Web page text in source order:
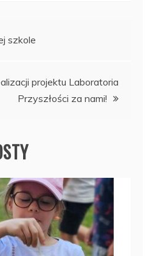
szkole
projektu Laboratoria
Przyszłości za nami!